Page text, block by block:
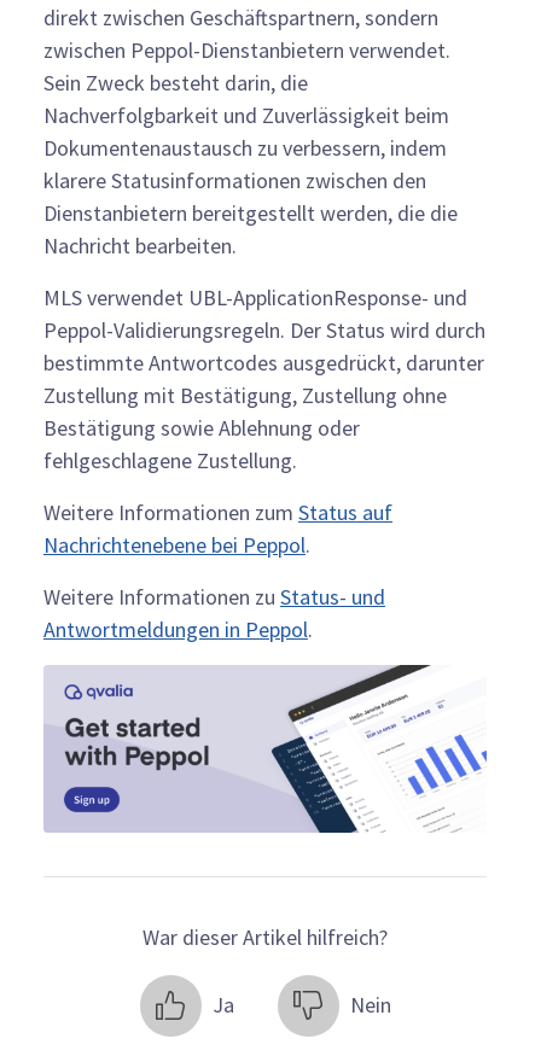
direkt zwischen Geschäftspartnern, sondern
zwischen Peppol-Dienstanbietern verwendet.
Sein Zweck besteht darin, die
Nachverfolgbarkeit und Zuverlässigkeit beim
Dokumentenaustausch zu verbessern, indem
klarere Statusinformationen zwischen den
Dienstanbietern bereitgestellt werden, die die
Nachricht bearbeiten.
MLS verwendet UBL-ApplicationResponse- und
Peppol-Validierungsregeln. Der Status wird durch
bestimmte Antwortcodes ausgedrückt, darunter
Zustellung mit Bestätigung, Zustellung ohne
Bestätigung sowie Ablehnung oder
fehlgeschlagene Zustellung.
Weitere Informationen zum Status auf
Nachrichtenebene bei Peppol.
Weitere Informationen zu Status- und
Antwortmeldungen in Peppol.
War dieser Artikel hilfreich?
Ja Nein